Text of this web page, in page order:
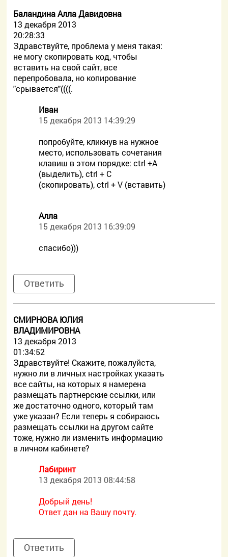
Баландина Алла Давидовна
13 декабря 2013
20:28:33
Здравствуйте, проблема у меня такая:
не могу скопировать код, чтобы
вставить на свой сайт, все
перепробовала, но копирование
"срывается"((((.
Иван
15 декабря 2013 14:39:29
попробуйте, кликнув на нужное
место, использовать сочетания
клавиш в этом порядке: ctrl +A
(выделить), ctrl + C
(скопировать), ctrl + V (вставить)
Алла
15 декабря 2013 16:39:09
спасибо)))
Ответить
СМИРНОВА ЮЛИЯ
ВЛАДИМИРОВНА
13 декабря 2013
01:34:52
Здравствуйте! Скажите, пожалуйста,
нужно ли в личных настройках указать
все сайты, на которых я намерена
размещать партнерские ссылки, или
же достаточно одного, который там
уже указан? Если теперь я собираюсь
размещать ссылки на другом сайте
тоже, нужно ли изменить информацию
в личном кабинете?
Лабиринт
13 декабря 2013 08:44:58
Добрый день!
Ответ дан на Вашу почту.
Ответить